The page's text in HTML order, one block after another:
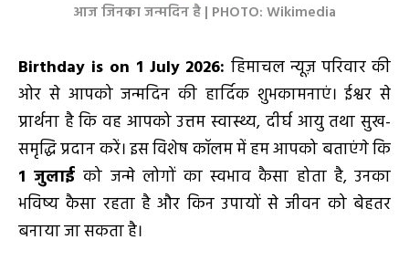
आज जिनका जन्मदिन है | PHOTO: Wikimedia
Birthday is on 1 July 2026:हिमाचल न्यूज़ परिवार की
ओर से आपको जन्मदिन की हार्दिक शुभकामनाएं। ईश्वर से
प्रार्थना है कि वह आपको उत्तम स्वास्थ्य, दीर्घ आयु तथा सुख-
समृद्धि प्रदान करें। इस विशेष कॉलम में हम आपको बताएंगे कि
1 जुलाईको जन्मे लोगों का स्वभाव कैसा होता है, उनका
भविष्य कैसा रहता है और किन उपायों से जीवन को बेहतर
बनाया जा सकता है।